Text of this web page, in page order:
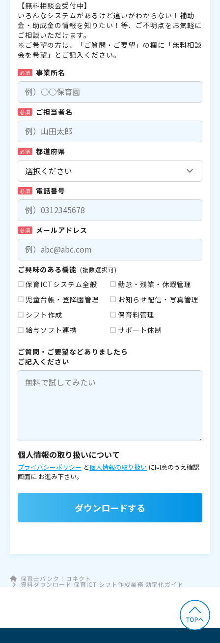
【無料相談会受付中】
いろんなシステムがあるけど違いがわからない！補助
金・助成金の情報を知りたい！等、ご不明点をお気軽に
ご相談いただけます。
※ご希望の方は、「ご質問・ご要望」の欄に「無料相談
会を希望」とご記入ください。
必須 事業所名
必須 ご担当者名
必須 都道府県
必須 電話番号
必須 メールアドレス
ご興味のある機能 (複数選択可)
保育ICTシステム全般
勤怠・残業・休暇管理
児童台帳・登降園管理
お知らせ配信・写真管理
シフト作成
保育料管理
給与ソフト連携
サポート体制
ご質問・ご要望などありましたら
ご記入ください
個人情報の取り扱いについて
プライバシーポリシー と個人情報の取り扱い に同意のうえ確認
画面に お進み下さい。
ダウンロードする
保育士バンク！コネクト
資料ダウンロード 保育ICT シフト作成業務 効率化ガイド